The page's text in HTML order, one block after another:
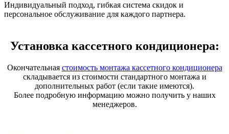
Индивидуальный подход, гибкая система скидок и
персональное обслуживание для каждого партнера.
Установка кассетного кондиционера:
Окончательная стоимость монтажа кассетного кондиционера
складывается из стоимости стандартного монтажа и
дополнительных работ (если такие имеются).
Более подробную информацию можно получить у наших
менеджеров.